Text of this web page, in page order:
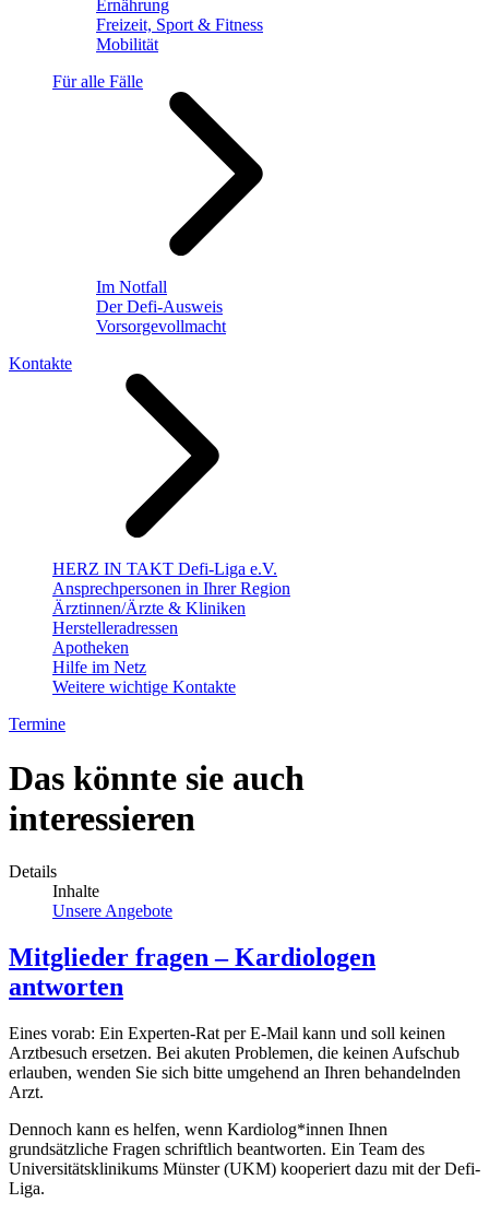
Ernährung
Freizeit, Sport & Fitness
Mobilität
Für alle Fälle
Im Notfall
Der Defi-Ausweis
Vorsorgevollmacht
Kontakte
HERZ IN TAKT Defi-Liga e.V.
Ansprechpersonen in Ihrer Region
Ärztinnen/Ärzte & Kliniken
Herstelleradressen
Apotheken
Hilfe im Netz
Weitere wichtige Kontakte
Termine
Das könnte sie auch
interessieren
Details
Inhalte
Unsere Angebote
Mitglieder fragen – Kardiologen
antworten
Eines vorab: Ein Experten-Rat per E-Mail kann und soll keinen
Arztbesuch ersetzen. Bei akuten Problemen, die keinen Aufschub
erlauben, wenden Sie sich bitte umgehend an Ihren behandelnden
Arzt.
Dennoch kann es helfen, wenn Kardiolog*innen Ihnen
grundsätzliche Fragen schriftlich beantworten. Ein Team des
Universitätsklinikums Münster (UKM) kooperiert dazu mit der Defi-
Liga.